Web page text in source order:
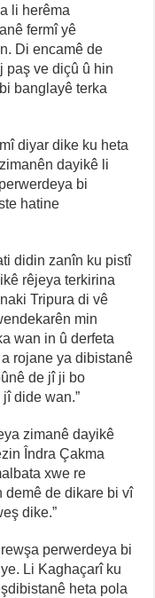
li herêma
fermî yê
Di encamê de
paş ve diçû û hin
banglayê terka
diyar dike ku heta
dayikê li
bi
hatine
didin zanîn ku pistî
rêjeya terkirina
Tripura di vê
min
wan in û derfeta
rojane ya dibistanê
de jî ji bo
dide wan.”
zimanê dayikê
Îndra Çakma
xwe re
demê de dikare bi vî
dike.”
perwerdeya bi
Li Kaghaçarî ku
heta pola